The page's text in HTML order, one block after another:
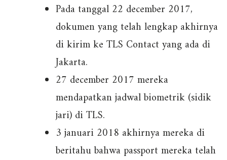
Pada tanggal 22 december 2017,
dokumen yang telah lengkap akhirnya
di kirim ke TLS Contact yang ada di
Jakarta.
27 december 2017 mereka
mendapatkan jadwal biometrik (sidik
jari) di TLS.
3 januari 2018 akhirnya mereka di
beritahu bahwa passport mereka telah